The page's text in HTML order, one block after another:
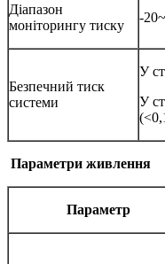
Діапазон
моніторингу тиску
-
Безпечний тиск
системи
У
У
Параметри живлення
Параметр